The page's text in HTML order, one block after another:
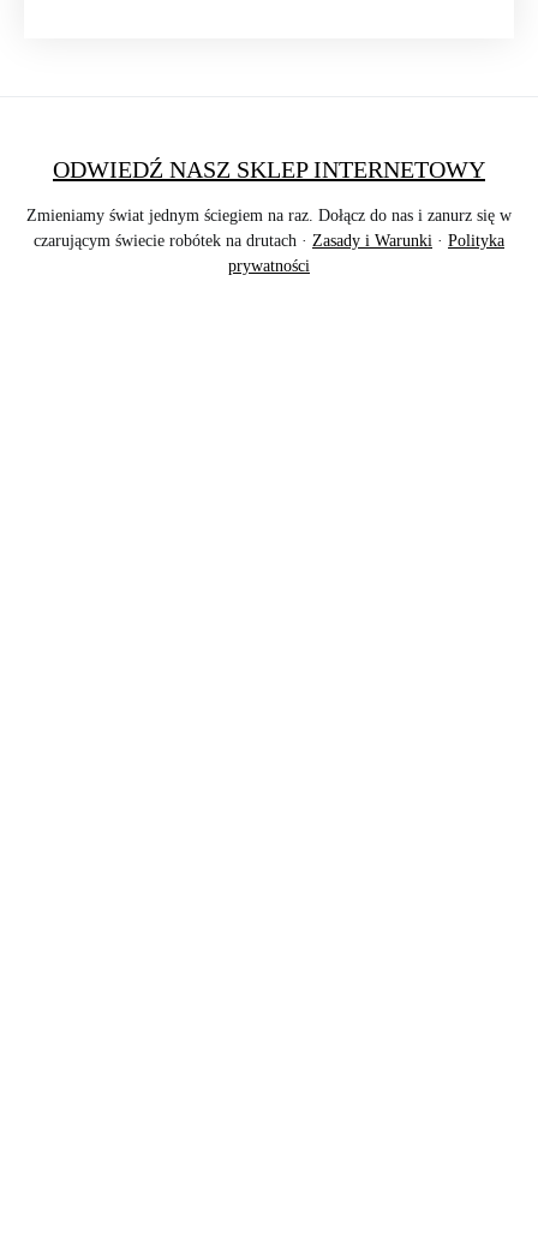
ODWIEDŹ NASZ SKLEP INTERNETOWY
Zmieniamy świat jednym ściegiem na raz. Dołącz do nas i zanurz się w
czarującym świecie robótek na drutach · Zasady i Warunki · Polityka
prywatności